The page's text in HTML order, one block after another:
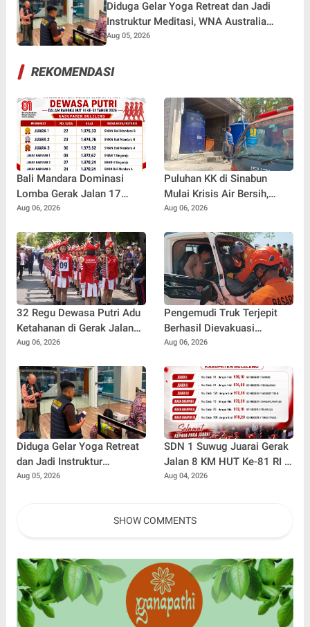
Diduga Gelar Yoga Retreat dan Jadi
Instruktur Meditasi, WNA Australia
Dideportasi Imigrasi Singaraja
Aug 05, 2026
REKOMENDASI
Bali Mandara Dominasi
Lomba Gerak Jalan 17
Kilometer Dewasa Putri
Aug 06, 2026
Puluhan KK di Sinabun
Mulai Krisis Air Bersih,
BPBD Buleleng Salurkan
Hadapi Dampak Kemarau
Aug 06, 2026
32 Regu Dewasa Putri Adu
Ketahanan di Gerak Jalan
17 Kilometer, Perebutkan
HUT RI ke-81
Aug 06, 2026
Pengemudi Truk Terjepit
Berhasil Dievakuasi
Selamat, Tim SAR Gunakan
Aug 06, 2026
Diduga Gelar Yoga Retreat
dan Jadi Instruktur
Meditasi, WNA Australia
Aug 05, 2026
SDN 1 Suwug Juarai Gerak
Jalan 8 KM HUT Ke-81 RI di
Buleleng
Aug 04, 2026
SHOW COMMENTS